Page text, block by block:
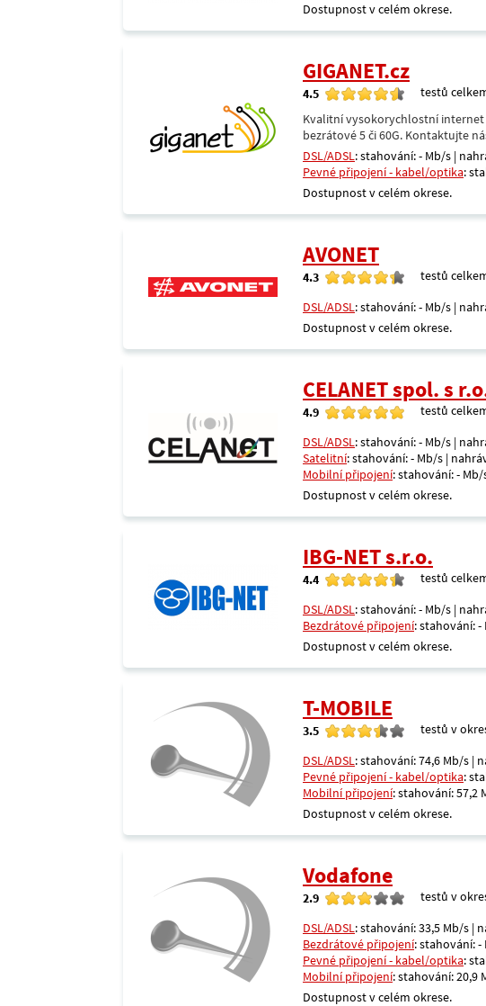
Dostupnost v celém okrese.
GIGANET.cz
4.5 testů
Kvalitní vysokorychlostní internet
bezrátové 5 či 60G. Kontaktujte
DSL/ADSL: stahování: - Mb/s |
Pevné připojení - kabel/optika:
Dostupnost v celém okrese.
AVONET
4.3 testů
DSL/ADSL: stahování: - Mb/s |
Dostupnost v celém okrese.
CELANET spol. s
4.9 testů
DSL/ADSL: stahování: - Mb/s |
Satelitní: stahování: - Mb/s |
Mobilní připojení: stahování: -
Dostupnost v celém okrese.
IBG-NET s.r.o.
4.4 testů
DSL/ADSL: stahování: - Mb/s |
Bezdrátové připojení: stahování: -
Dostupnost v celém okrese.
T-MOBILE
3.5 testů v
DSL/ADSL: stahování: 74,6 Mb/s |
Pevné připojení - kabel/optika:
Mobilní připojení: stahování: 57,2
Dostupnost v celém okrese.
Vodafone
2.9 testů v
DSL/ADSL: stahování: 33,5 Mb/s |
Bezdrátové připojení: stahování: -
Pevné připojení - kabel/optika:
Mobilní připojení: stahování: 20,9
Dostupnost v celém okrese.